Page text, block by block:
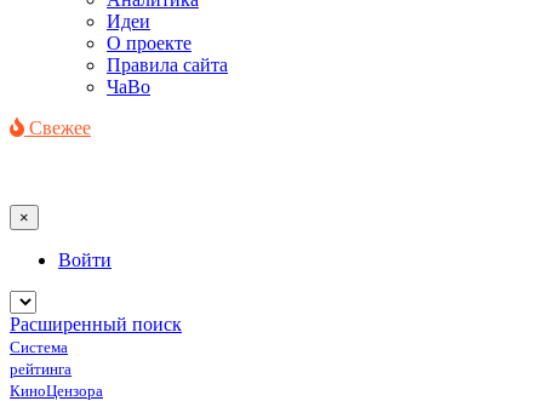
Идеи
О проекте
Правила сайта
ЧаВо
Свежее
×
Войти
Расширенный поиск
Система
рейтинга
КиноЦензора